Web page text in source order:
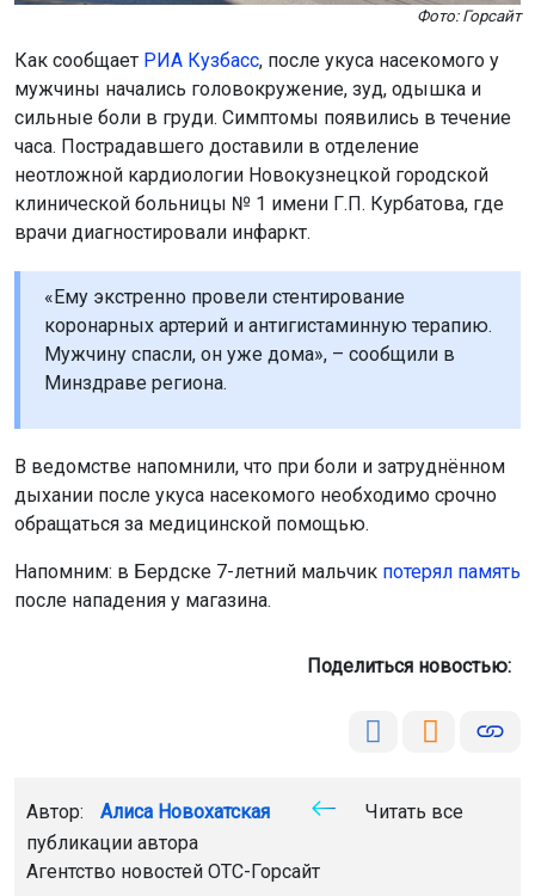
Фото: Горсайт
Как сообщает РИА Кузбасс, после укуса насекомого у
мужчины начались головокружение, зуд, одышка и
сильные боли в груди. Симптомы появились в течение
часа. Пострадавшего доставили в отделение
неотложной кардиологии Новокузнецкой городской
клинической больницы № 1 имени Г.П. Курбатова, где
врачи диагностировали инфаркт.
«Ему экстренно провели стентирование
коронарных артерий и антигистаминную терапию.
Мужчину спасли, он уже дома», – сообщили в
Минздраве региона.
В ведомстве напомнили, что при боли и затруднённом
дыхании после укуса насекомого необходимо срочно
обращаться за медицинской помощью.
Напомним: в Бердске 7-летний мальчик потерял память
после нападения у магазина.
Поделиться новостью:
Автор: Алиса Новохатская
Читать все
публикации автора
Агентство новостей ОТС-Горсайт